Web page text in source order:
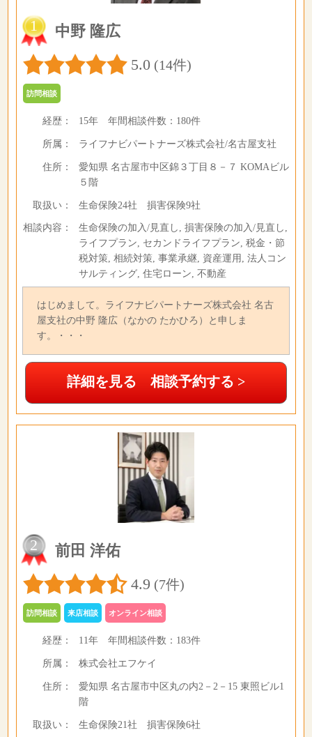
1
中野 隆広
5.0 (14件)
訪問相談
経歴： 15年年間相談件数： 180件
所属： ライフナビパートナーズ株式会社/名古屋支社
住所：
愛知県 名古屋市中区錦３丁目８－７ KOMAビル
５階
取扱い： 生命保険24社 損害保険9社
相談内容：
生命保険の加入/見直し, 損害保険の加入/見直し,
ライフプラン, セカンドライフプラン, 税金・節
税対策, 相続対策, 事業承継, 資産運用, 法人コン
サルティング, 住宅ローン, 不動産
はじめまして。ライフナビパートナーズ株式会社 名古
屋支社の中野 隆広（なかの たかひろ）と申しま
す。・・・
詳細を見る 相談予約する >
2
前田 洋佑
4.9 (7件)
訪問相談 来店相談 オンライン相談
経歴： 11年年間相談件数： 183件
所属： 株式会社エフケイ
住所：
愛知県 名古屋市中区丸の内2－2－15 東照ビル1
階
取扱い： 生命保険21社 損害保険6社